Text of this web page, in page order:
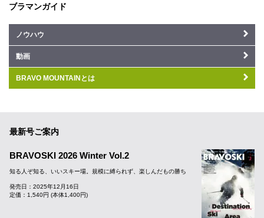
ブラマンガイド
ノウハウ
動画
BRAVO MOUNTAINとは
最新号ご案内
BRAVOSKI 2026 Winter Vol.2
知る人ぞ知る、いいスキー場。規模に縛られず、楽しんだもの勝ち
発売日：2025年12月16日
定価：1,540円 (本体1,400円)